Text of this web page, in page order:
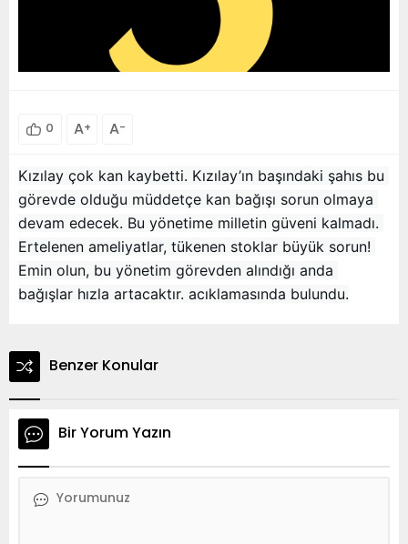
0 A+ A-
Kızılay çok kan kaybetti. Kızılay’ın başındaki şahıs bu
görevde olduğu müddetçe kan bağışı sorun olmaya
devam edecek. Bu yönetime milletin güveni kalmadı.
Ertelenen ameliyatlar, tükenen stoklar büyük sorun!
Emin olun, bu yönetim görevden alındığı anda
bağışlar hızla artacaktır. acıklamasında bulundu.
Benzer Konular
Bir Yorum Yazın